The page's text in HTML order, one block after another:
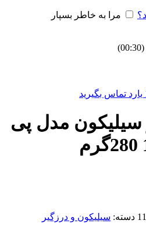
مرا به خاطر بسپار
(00:
30
)
تماس بگیرید
مدل پی
دسته: سیلیکون و درزگیر